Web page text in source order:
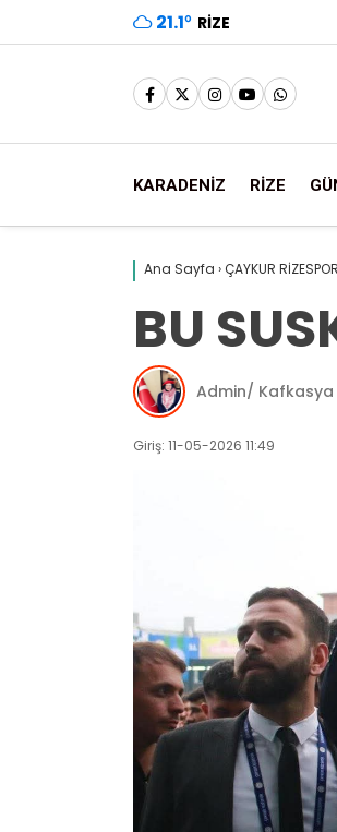
21.1° RIZE
KARADENİZ RİZE
Ana Sayfa ›ÇAYKUR RİZESPOR
BU
Admin/ Kafkasya
Giriş: 11-05-2026 11:49